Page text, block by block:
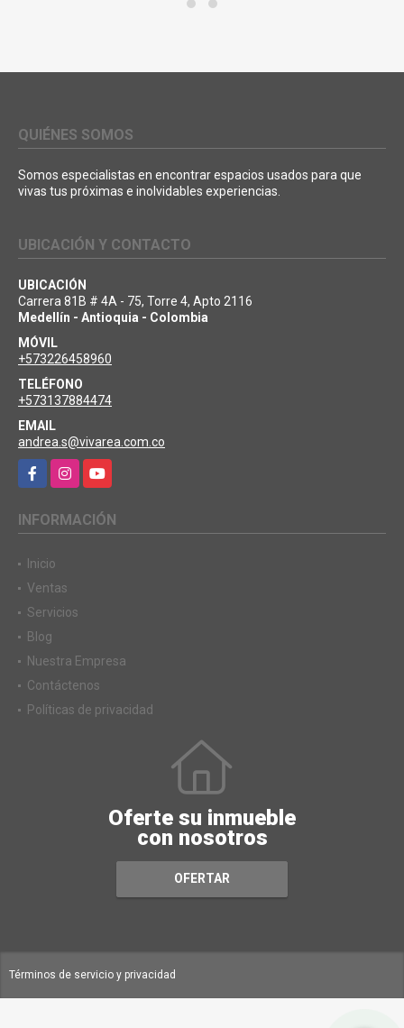
QUIÉNES SOMOS
Somos especialistas en encontrar espacios usados para que
vivas tus próximas e inolvidables experiencias.
UBICACIÓN
Carrera 81B # 4A - 75, Torre 4, Apto 2116
Medellín - Antioquia - Colombia
MÓVIL
+573226458960
TELÉFONO
+573137884474
EMAIL
andrea.s@vivarea.com.co
FacebookInstagram
YouTube
Inicio
Ventas
Servicios
Blog
Nuestra Empresa
Contáctenos
Oferte su inmueble
con nosotros
OFERTAR
Términos de servicio y privacidad